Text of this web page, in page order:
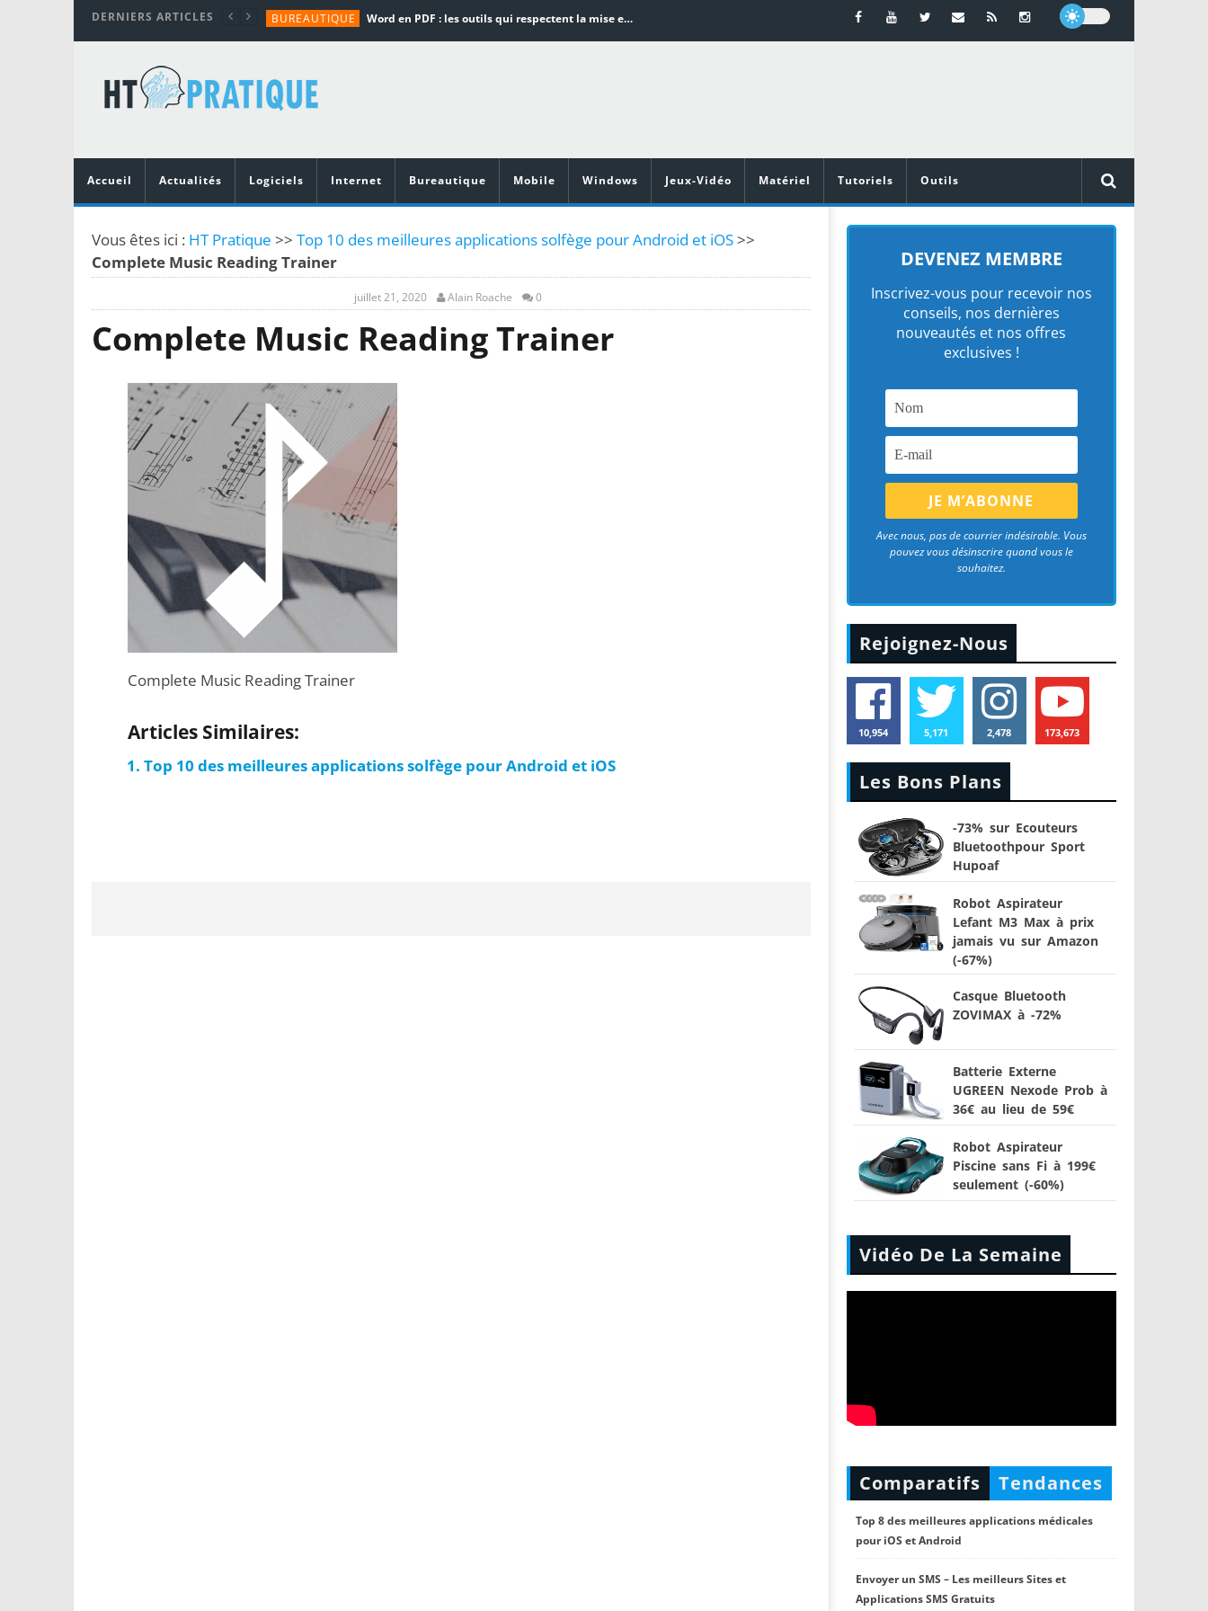
DERNIERS ARTICLES BUREAUTIQUE Word en PDF : les outils qui respectent la mise en page
TUTORIALS
MATÉRIEL
Vidéoprojecteurs Asus : Top 6 des meilleurs modèles de la marque
Accueil
Actualités Logiciels Internet Bureautique Mobile Windows Jeux-Vidéo Matériel Tutoriels Outils
Vous êtes ici : HT Pratique >> Top 10 des meilleures applications solfège pour Android et iOS>>
Complete Music Reading Trainer
juillet 21, 2020 Alain Roache 0
Complete Music Reading Trainer
Complete Music Reading Trainer
Articles Similaires:
Top 10 des meilleures applications solfège pour Android et iOS
DEVENEZ MEMBRE
Inscrivez-vous pour recevoir nos
conseils, nos dernières
nouveautés et nos offres
exclusives !
Avec nous, pas de courrier indésirable. Vous
pouvez vous désinscrire quand vous le
souhaitez.
Rejoignez-Nous
10,954 5,171 2,478 173,673
Les Bons Plans
-73% sur Ecouteurs
Bluetoothpour Sport
Hupoaf
Robot Aspirateur
Lefant M3 Max à prix
jamais vu sur Amazon
(-67%)
Casque Bluetooth
ZOVIMAX à -72%
Batterie Externe
UGREEN Nexode Prob à
36€ au lieu de 59€
Robot Aspirateur
Piscine sans Fi à 199€
seulement (-60%)
Vidéo De La Semaine
Comparatifs Tendances
Top 8 des meilleures applications médicales
pour iOS et Android
Envoyer un SMS – Les meilleurs Sites et
Applications SMS Gratuits